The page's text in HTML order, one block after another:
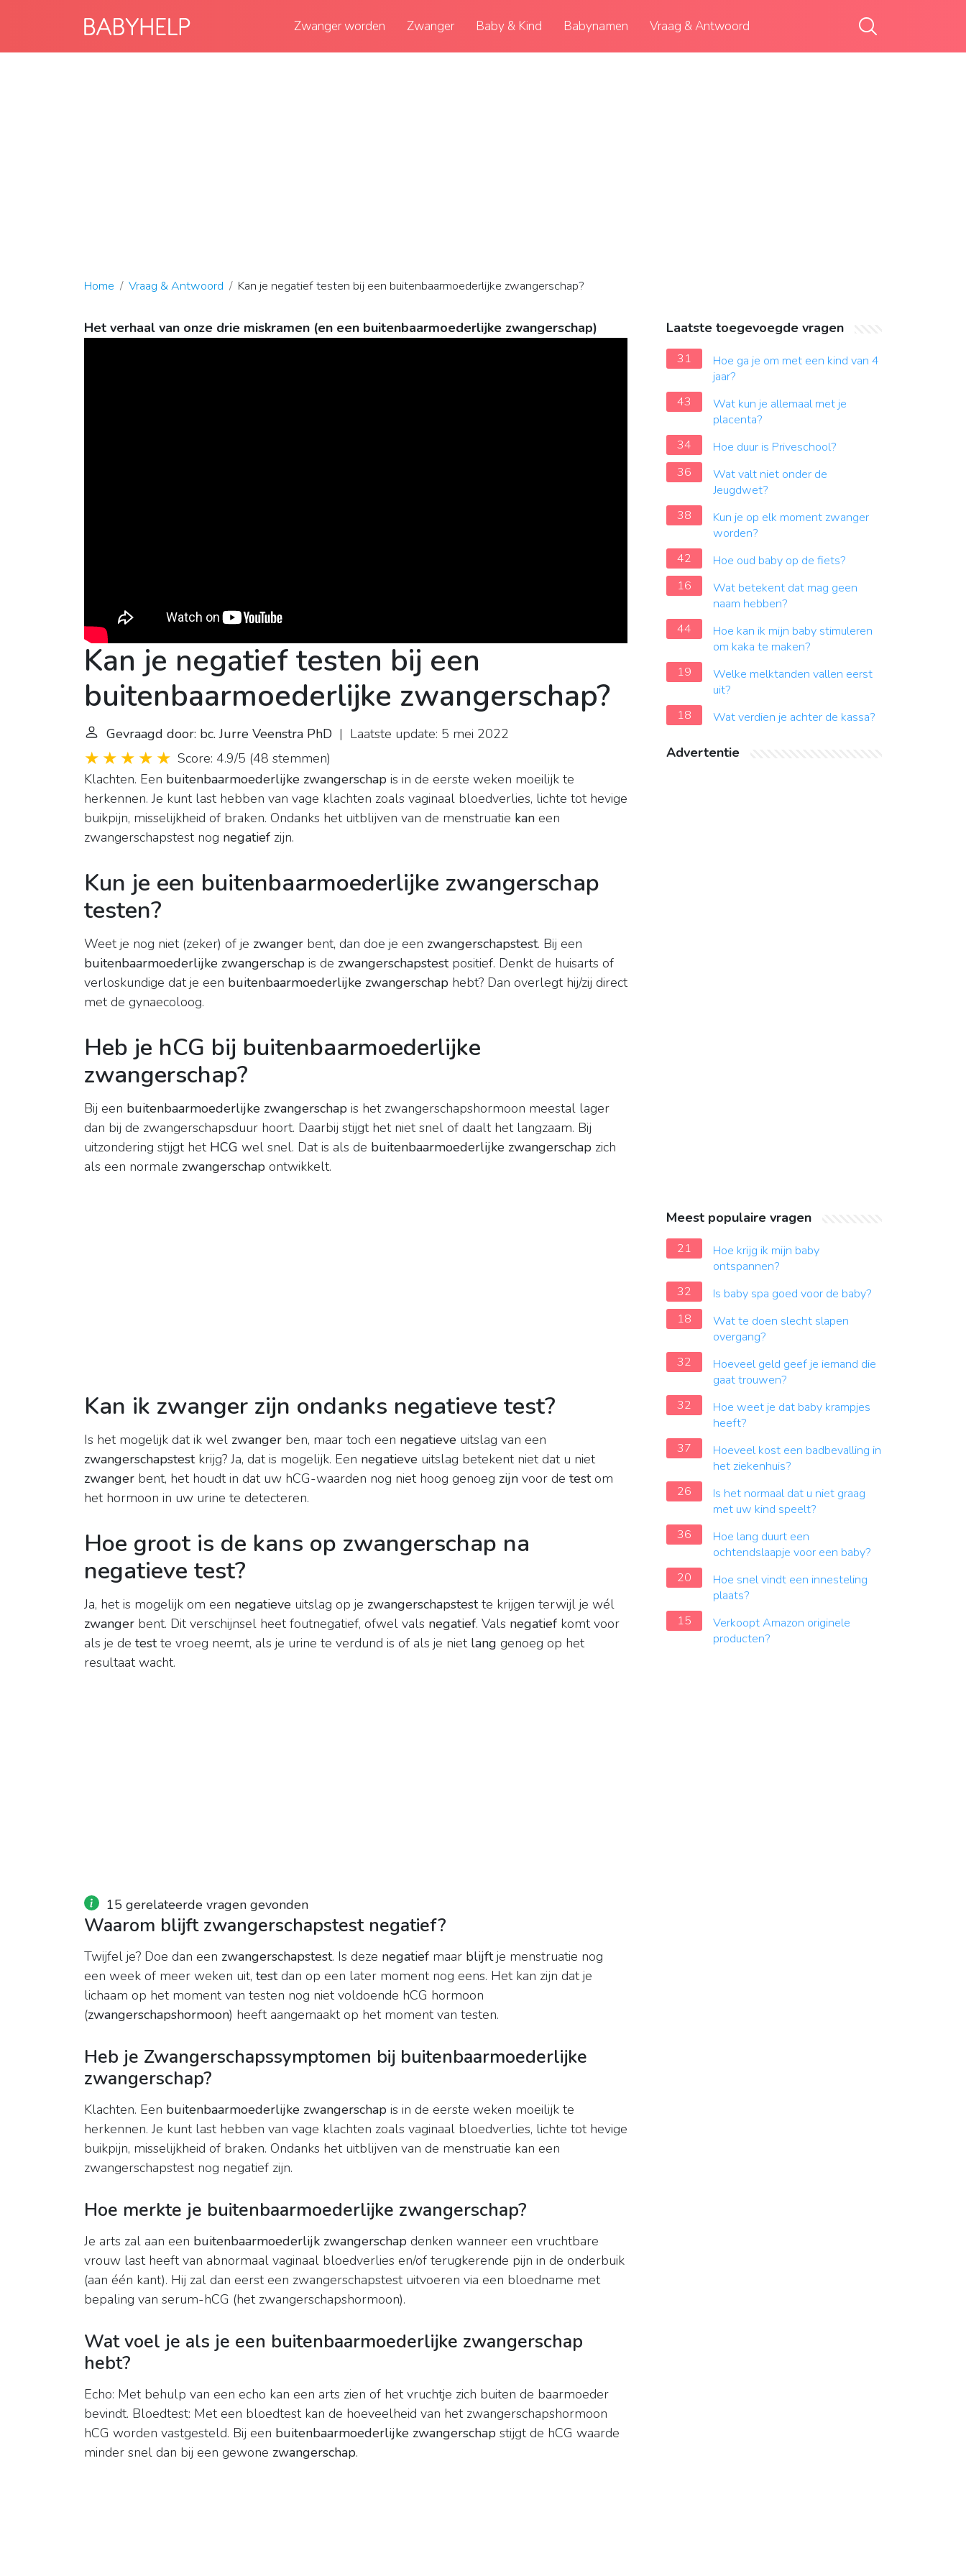
Zwanger worden Zwanger Baby & Kind Babynamen Vraag & Antwoord
Home Vraag & Antwoord Kan je negatief testen bij een buitenbaarmoederlijke zwangerschap?
Het verhaal van onze drie miskramen (en een buitenbaarmoederlijke zwangerschap)
Kan je negatief testen bij een
buitenbaarmoederlijke zwangerschap?
Gevraagd door: bc. Jurre Veenstra PhD | Laatste update: 5 mei 2022
Score: 4.9/5 (48 stemmen)
Klachten. Een buitenbaarmoederlijke zwangerschap is in de eerste weken moeilijk te
herkennen. Je kunt last hebben van vage klachten zoals vaginaal bloedverlies, lichte tot hevige
buikpijn, misselijkheid of braken. Ondanks het uitblijven van de menstruatie kan een
zwangerschapstest nog negatief zijn.
Kun je een buitenbaarmoederlijke zwangerschap
testen?
Weet je nog niet (zeker) of je zwanger bent, dan doe je een zwangerschapstest. Bij een
buitenbaarmoederlijke zwangerschap is de zwangerschapstestpositief. Denkt de huisarts of
verloskundige dat je een buitenbaarmoederlijke zwangerschap hebt? Dan overlegt hij/zij direct
met de gynaecoloog.
Heb je hCG bij buitenbaarmoederlijke
zwangerschap?
Bij een buitenbaarmoederlijke zwangerschap is het zwangerschapshormoon meestal lager
dan bij de zwangerschapsduur hoort. Daarbij stijgt het niet snel of daalt het langzaam. Bij
uitzondering stijgt het HCG wel snel. Dat is als de buitenbaarmoederlijke zwangerschap zich
als een normale zwangerschap ontwikkelt.
Kan ik zwanger zijn ondanks negatieve test?
Is het mogelijk dat ik wel zwanger ben, maar toch een negatieve uitslag van een
zwangerschapstestkrijg? Ja, dat is mogelijk. Een negatieve uitslag betekent niet dat u niet
zwanger bent, het houdt in dat uw hCG-waarden nog niet hoog genoeg zijn voor de testom
het hormoon in uw urine te detecteren.
Hoe groot is de kans op zwangerschap na
negatieve test?
Ja, het is mogelijk om een negatieve uitslag op je zwangerschapstestte krijgen terwijl je wél
zwanger bent. Dit verschijnsel heet foutnegatief, ofwel vals negatief. Vals negatief komt voor
als je de testte vroeg neemt, als je urine te verdund is of als je niet lang genoeg op het
resultaat wacht.
15 gerelateerde vragen gevonden
Waarom blijft zwangerschapstest negatief?
Twijfel je? Doe dan een zwangerschapstest. Is deze negatief maar blijftje menstruatie nog
een week of meer weken uit, testdan op een later moment nog eens. Het kan zijn dat je
lichaam op het moment van testen nog niet voldoende hCG hormoon
(zwangerschapshormoon) heeft aangemaakt op het moment van testen.
Heb je Zwangerschapssymptomen bij buitenbaarmoederlijke
zwangerschap?
Klachten. Een buitenbaarmoederlijke zwangerschap is in de eerste weken moeilijk te
herkennen. Je kunt last hebben van vage klachten zoals vaginaal bloedverlies, lichte tot hevige
buikpijn, misselijkheid of braken. Ondanks het uitblijven van de menstruatie kan een
zwangerschapstest nog negatief zijn.
Hoe merkte je buitenbaarmoederlijke zwangerschap?
Je arts zal aan een buitenbaarmoederlijk zwangerschap denken wanneer een vruchtbare
vrouw last heeft van abnormaal vaginaal bloedverlies en/of terugkerende pijn in de onderbuik
(aan één kant). Hij zal dan eerst een zwangerschapstest uitvoeren via een bloedname met
bepaling van serum-hCG (het zwangerschapshormoon).
Wat voel je als je een buitenbaarmoederlijke zwangerschap
hebt?
Echo: Met behulp van een echo kan een arts zien of het vruchtje zich buiten de baarmoeder
bevindt. Bloedtest: Met een bloedtest kan de hoeveelheid van het zwangerschapshormoon
hCG worden vastgesteld. Bij een buitenbaarmoederlijke zwangerschap stijgt de hCG waarde
minder snel dan bij een gewone zwangerschap.
Laatste toegevoegde vragen
31
Hoe ga je om met een kind van 4
jaar?
43
Wat kun je allemaal met je
placenta?
34
Hoe duur is Priveschool?
36
Wat valt niet onder de
Jeugdwet?
38
Kun je op elk moment zwanger
worden?
42
Hoe oud baby op de fiets?
16
Wat betekent dat mag geen
naam hebben?
44
Hoe kan ik mijn baby stimuleren
om kaka te maken?
19
Welke melktanden vallen eerst
uit?
18
Wat verdien je achter de kassa?
Advertentie
Meest populaire vragen
21
Hoe krijg ik mijn baby
ontspannen?
32
Is baby spa goed voor de baby?
18
Wat te doen slecht slapen
overgang?
32
Hoeveel geld geef je iemand die
gaat trouwen?
32
Hoe weet je dat baby krampjes
heeft?
37
Hoeveel kost een badbevalling in
het ziekenhuis?
26
Is het normaal dat u niet graag
met uw kind speelt?
36
Hoe lang duurt een
ochtendslaapje voor een baby?
20
Hoe snel vindt een innesteling
plaats?
15
Verkoopt Amazon originele
producten?